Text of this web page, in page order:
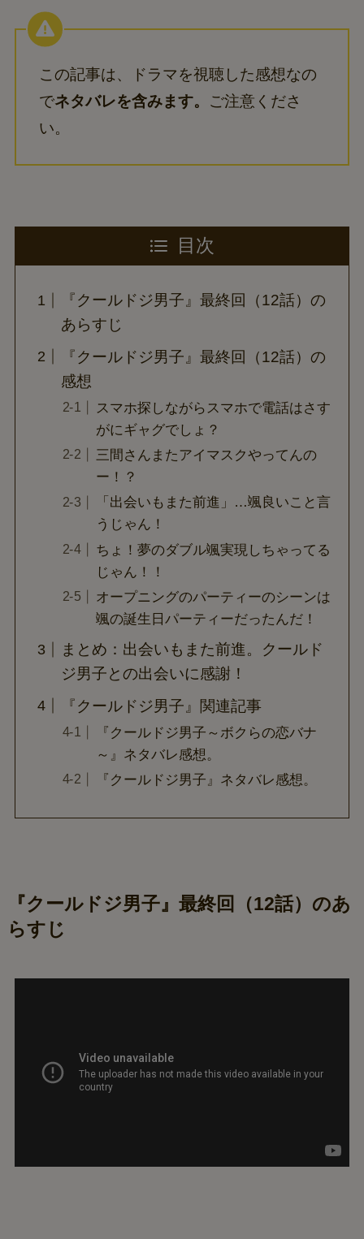
この記事は、ドラマを視聴した感想なの
でネタバレを含みます。 ご注意くださ
い。
目次
『クールドジ男子』最終回（12話）の
あらすじ
『クールドジ男子』最終回（12話）の
感想
スマホ探しながらスマホで電話はさす
がにギャグでしょ？
三間さんまたアイマスクやってんの
ー！？
「出会いもまた前進」…颯良いこと言
うじゃん！
ちょ！夢のダブル颯実現しちゃってる
じゃん！！
オープニングのパーティーのシーンは
颯の誕生日パーティーだったんだ！
まとめ：出会いもまた前進。クールド
ジ男子との出会いに感謝！
『クールドジ男子』関連記事
『クールドジ男子～ボクらの恋バナ
～』ネタバレ感想。
『クールドジ男子』ネタバレ感想。
『クールドジ男子』最終回（12話）のあ
らすじ